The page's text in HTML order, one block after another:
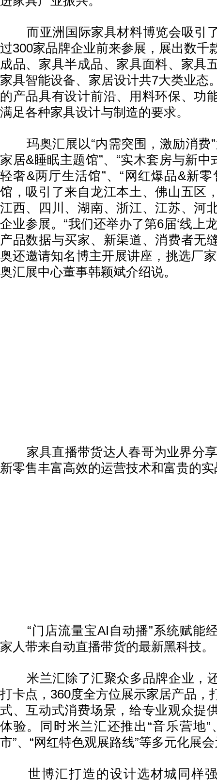
而亚洲国际家具材料博览会吸引
过300家品牌企业前来参展，展出数千
成品、家具半成品、家具面料、家具
家具智能设备、家居设计共7大类业态
的产品具有设计前沿、用料环保、功
满足各种家具设计与制造的要求。
玛奥汇展以“内需突围，激励消费”
家居&睡眠主题馆”、“实木套房与新中
轻奢&两厅生活馆”、“网红爆品&新
馆，吸引了来自龙江本土、佛山五区
江西、四川、湖南、浙江、江苏、河
企业参展。“我们还举办了第6届‘线上
产品数据与买家、新渠道、消费者无
奥还邀请知名博主开展讲座，挑选厂
奥汇展中心董事韩颖斌介绍说。
家具直播带货达人春哥为业界分享
新零售丰富高效的运营技术和富贵的
“门店流量宝AI自动播”系统赋能
家人带来自动直播带货的最新黑科技。
米兰汇除了汇聚众多品牌企业，
打卡点，360度全方位展示家居产品，
式、互动式消费场景，给专业观众提
体验。同时米兰汇还推出“音乐营地”
市”、“网红特色观展路线”等多元化展
世博汇打造的设计选材城同样强